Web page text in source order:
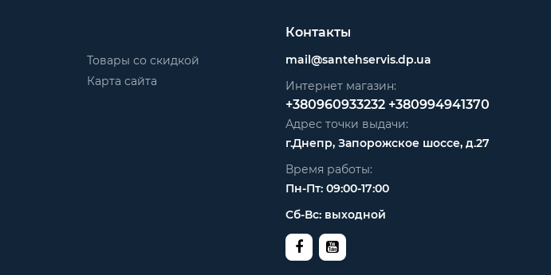
Товары со скидкой
Карта сайта
Контакты
mail@santehservis.dp.ua
Интернет магазин:
+380960933232 +380994941370
Адрес точки выдачи:
г.Днепр, Запорожское шоссе, д.27
Время работы:
Пн-Пт: 09:00-17:00
Сб-Вс: выходной